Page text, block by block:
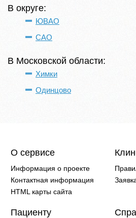
В округе:
ЮВАО
САО
В Московской области:
Химки
Одинцово
О сервисе
Информация о проекте
Контактная информация
HTML карты сайта
Пациенту